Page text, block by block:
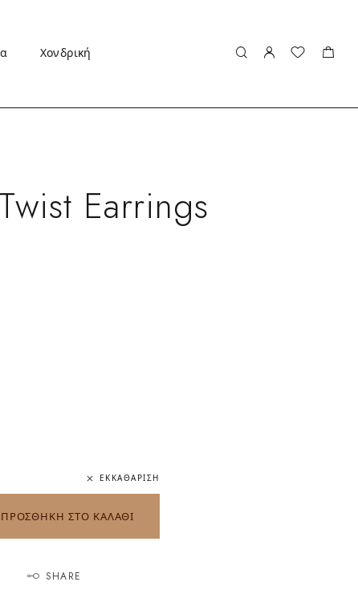
Χονδρική
Earrings
ΕΚΚΑΘΆΡΙΣΗ
ΠΡΟΣΘΗΚΗ ΣΤΟ ΚΑΛΑΘΙ
SHARE